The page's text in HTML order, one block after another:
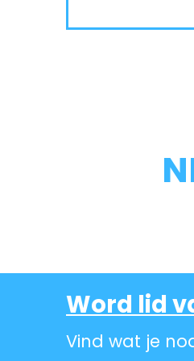
Word lid
Vind wat je